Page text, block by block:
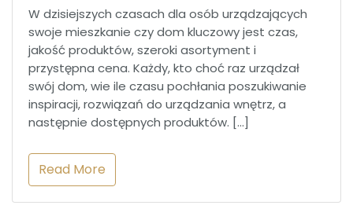
W dzisiejszych czasach dla osób urządzających
swoje mieszkanie czy dom kluczowy jest czas,
jakość produktów, szeroki asortyment i
przystępna cena. Każdy, kto choć raz urządzał
swój dom, wie ile czasu pochłania poszukiwanie
inspiracji, rozwiązań do urządzania wnętrz, a
następnie dostępnych produktów. […]
Read More